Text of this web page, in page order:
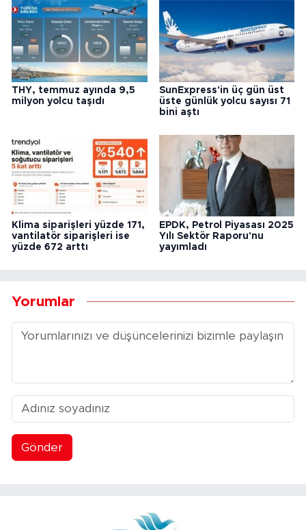
THY, temmuz ayında 9,5
milyon yolcu taşıdı
SunExpress'in üç gün üst
üste günlük yolcu sayısı 71
bini aştı
Klima siparişleri yüzde 171,
vantilatör siparişleri ise
yüzde 672 arttı
EPDK, Petrol Piyasası 2025
Yılı Sektör Raporu'nu
yayımladı
Yorumlar
Gönder